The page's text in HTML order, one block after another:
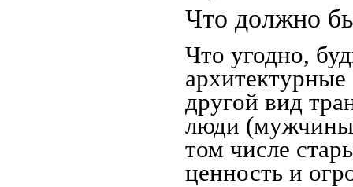
Что должно
Что угодно,
другой вид
люди
том числе
ценность и